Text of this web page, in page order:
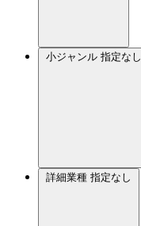
小ジャンル 指定なし
詳細業種 指定なし